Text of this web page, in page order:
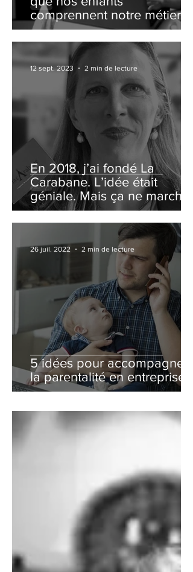
comprennent notre métier ?
ou comment organiser un
family day ?
En 2018, j’ai fondé La
Carabane. L’idée était
géniale. Mais ça ne marchait
pas du tout.
12 sept. 2023 2 min de lecture
5 idées pour accompagner
la parentalité en entreprise
26 juil. 2022 2 min de lecture